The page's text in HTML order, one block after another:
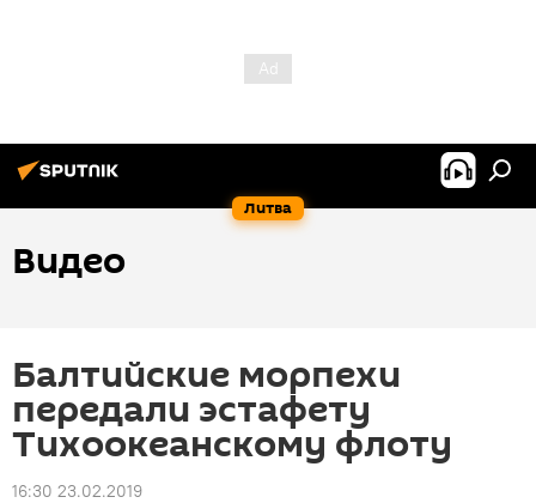
Литва
Видео
Балтийские морпехи
передали эстафету
Тихоокеанскому флоту
16:30 23.02.2019